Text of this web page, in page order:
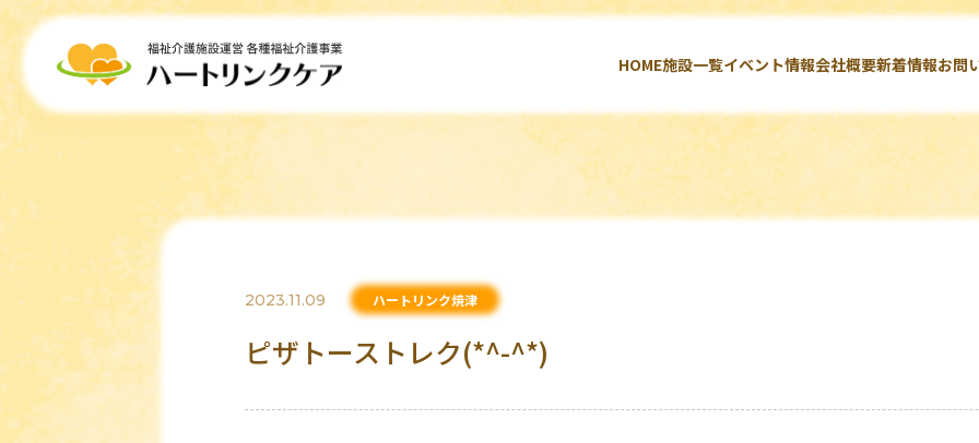
HOME施設一覧イベント情報会社概要新着情報お問
2023.11.09 ハートリンク焼津
ピザトーストレク(*^-^*)